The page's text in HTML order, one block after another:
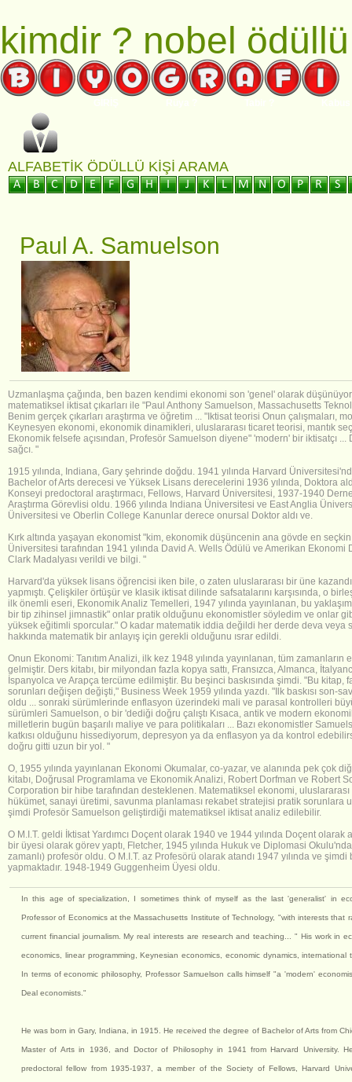
kimdir ? nobel
ALFABETIK ÖDÜLLÜ KIŞI ARAMA
Paul A. Samuelson
Uzmanlaşma çağında, ben bazen kendimi ekonomi son 'genel' olarak
matematiksel iktisat çıkarları ile "Paul Anthony Samuelson, Massachusetts
Benim gerçek çıkarları araştırma ve öğretim ... "Iktisat teorisi Onun çalışmaları,
Keynesyen ekonomi, ekonomik dinamikleri, uluslararası ticaret teorisi, mantık
Ekonomik felsefe açısından, Profesör Samuelson diyene" 'modern' bir iktisatçı
sağcı. "
1915 yılında, Indiana, Gary şehrinde doğdu. 1941 yılında Harvard
Bachelor of Arts derecesi ve Yüksek Lisans derecelerini 1936 yılında, Doktora
Konseyi predoctoral araştırmacı, Fellows, Harvard Üniversitesi, 1937-1940
Araştırma Görevlisi oldu. 1966 yılında Indiana Üniversitesi ve East Anglia
Üniversitesi ve Oberlin College Kanunlar derece onursal Doktor aldı ve.
Kırk altında yaşayan ekonomist "kim, ekonomik düşüncenin ana gövde en
Üniversitesi tarafından 1941 yılında David A. Wells Ödülü ve Amerikan Ekonomi
Clark Madalyası verildi ve bilgi. "
Harvard'da yüksek lisans öğrencisi iken bile, o zaten uluslararası bir üne
yapmıştı. Çelişkiler örtüşür ve klasik iktisat dilinde safsatalarını karşısında, o
ilk önemli eseri, Ekonomik Analiz Temelleri, 1947 yılında yayınlanan, bu
bir tip zihinsel jimnastik" onlar pratik olduğunu ekonomistler söyledim ve onlar
yüksek eğitimli sporcular." O kadar matematik iddia değildi her derde deva veya
hakkında matematik bir anlayış için gerekli olduğunu ısrar edildi.
Onun Ekonomi: Tanıtım Analizi, ilk kez 1948 yılında yayınlanan, tüm
gelmiştir. Ders kitabı, bir milyondan fazla kopya sattı, Fransızca, Almanca,
İspanyolca ve Arapça tercüme edilmiştir. Bu beşinci baskısında şimdi. "Bu kitap,
sorunları değişen değişti," Business Week 1959 yılında yazdı. "Ilk baskısı son-
oldu ... sonraki sürümlerinde enflasyon üzerindeki mali ve parasal kontrolleri
sürümleri Samuelson, o bir 'dediği doğru çalıştı Kısaca, antik ve modern
milletlerin bugün başarılı maliye ve para politikaları ... Bazı ekonomistler
katkısı olduğunu hissediyorum, depresyon ya da enflasyon ya da kontrol
doğru gitti uzun bir yol. "
O, 1955 yılında yayınlanan Ekonomi Okumalar, co-yazar, ve alanında pek çok
kitabı, Doğrusal Programlama ve Ekonomik Analizi, Robert Dorfman ve Robert
Corporation bir hibe tarafından desteklenen. Matematiksel ekonomi,
hükümet, sanayi üretimi, savunma planlaması rekabet stratejisi pratik sorunlara
şimdi Profesör Samuelson geliştirdiği matematiksel iktisat analiz edilebilir.
O M.I.T. geldi
İktisat Yardımcı Doçent olarak 1940 ve 1944 yılında Doçent
bir üyesi olarak görev yaptı, Fletcher, 1945 yılında Hukuk ve Diplomasi
zamanlı) profesör oldu. O M.I.T. az Profesörü olarak atandı 1947 yılında ve
yapmaktadır. 1948-1949 Guggenheim Üyesi oldu.
In this age of specialization, I sometimes think of myself as the last 'generalist' in
Professor of Economics at the Massachusetts Institute of Technology, "with interests that
current financial journalism. My real interests are research and teaching... " His work in
economics, linear programming, Keynesian economics, economic dynamics,
In terms of economic philosophy, Professor Samuelson calls himself "a 'modern'
Deal economists."
He was born in Gary, Indiana, in 1915. He received the degree of Bachelor of Arts from
Master of Arts in 1936, and Doctor of Philosophy in 1941 from Harvard University.
predoctoral fellow from 1935-1937, a member of the Society of Fellows, Harvard